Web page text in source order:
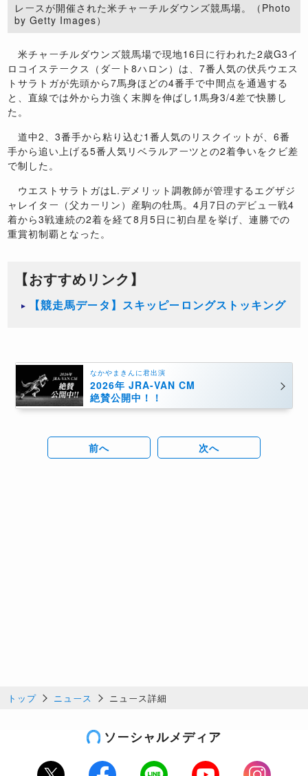
レースが開催された米チャーチルダウンズ競馬場。（Photo
by Getty Images）
米チャーチルダウンズ競馬場で現地16日に行われた2歳G3イ
ロコイステークス（ダート8ハロン）は、7番人気の伏兵ウエス
トサラトガが先頭から7馬身ほどの4番手で中間点を通過する
と、直線では外から力強く末脚を伸ばし1馬身3/4差で快勝し
た。
道中2、3番手から粘り込む1番人気のリスクイットが、6番
手から追い上げる5番人気リベラルアーツとの2着争いをクビ差
で制した。
ウエストサラトガはL.デメリット調教師が管理するエグザジ
ャレイター（父カーリン）産駒の牡馬。4月7日のデビュー戦4
着から3戦連続の2着を経て8月5日に初白星を挙げ、連勝での
重賞初制覇となった。
【おすすめリンク】
【競走馬データ】スキッピーロングストッキング
なかやまきんに君出演
2026年 JRA-VAN CM
絶賛公開中！！
前へ 次へ
トップ ニュース ニュース詳細
ソーシャルメディア